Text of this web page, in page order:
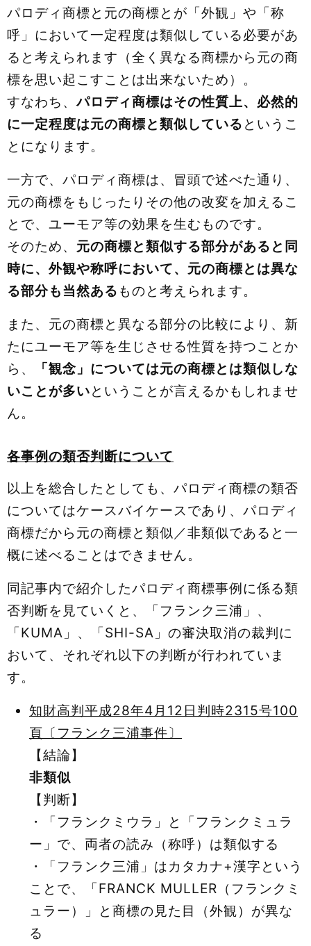
パロディ商標と元の商標とが「外観」や「称
呼」において一定程度は類似している必要があ
ると考えられます（全く異なる商標から元の商
標を思い起こすことは出来ないため）。
すなわち、パロディ商標はその性質上、必然的
に一定程度は元の商標と類似している というこ
とになります。
一方で、パロディ商標は、冒頭で述べた通り、
元の商標をもじったりその他の改変を加えるこ
とで、ユーモア等の効果を生むものです。
そのため、 元の商標と類似する部分があると同
時に、外観や称呼において、元の商標とは異な
る部分も当然ある ものと考えられます。
また、元の商標と異なる部分の比較により、新
たにユーモア等を生じさせる性質を持つことか
ら、
「観念」については元の商標とは類似しな
いことが多いということが言えるかもしれませ
ん。
各事例の類否判断について
以上を総合したとしても、パロディ商標の類否
についてはケースバイケースであり、パロディ
商標だから元の商標と類似／非類似であると一
概に述べることはできません。
同記事内で紹介したパロディ商標事例に係る類
否判断を見ていくと、「フランク三浦」、
「KUMA」、「SHI-SA」の審決取消の裁判に
おいて、それぞれ以下の判断が行われていま
す。
知財高判平成28年4月12日判時2315号100
頁〔フランク三浦事件〕
【結論】
非類似
【判断】
・「フランクミウラ」と「フランクミュラ
ー」で、両者の読み（称呼）は類似する
・「フランク三浦」はカタカナ+漢字という
ことで、「FRANCK MULLER（フランクミ
ュラー）」と商標の見た目（外観）が異な
る